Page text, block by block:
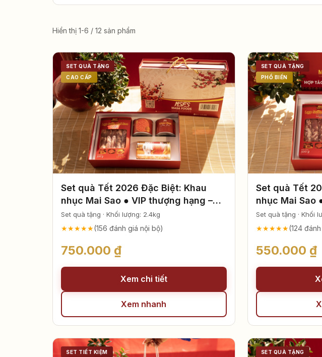
Hiển thị 1-6 / 12 sản phẩm
SET QUÀ TẶNG
CAO CẤP
Set quà Tết 2026 Đặc Biệt: Khau
nhục Mai Sao ● VIP thượng hạng –
Lạp Sườn Mai Sao – Măng ớt Mai Sao
Set quà tặng · Khối lượng: 2.4kg
★★★★★(156 đánh giá nội bộ)
750.000 ₫
Xem chi tiết
Xem nhanh
SET QUÀ TẶNG
PHỔ BIẾN
Set quà Tết
nhục Mai Sao
Lạp sườn Mai
Set quà tặng · Khối
★★★★★(124
550.000 ₫
SET TIẾT KIỆM SET QUÀ TẶNG